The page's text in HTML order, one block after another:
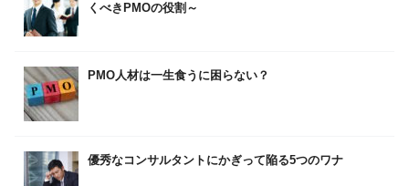
くべきPMOの役割～
PMO人材は一生食うに困らない？
優秀なコンサルタントにかぎって陥る5つのワナ